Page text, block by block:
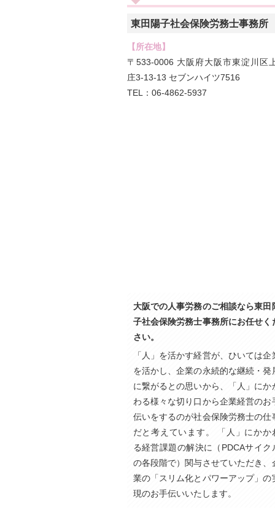
東田陽子社会保険労務士事務所
【所在地】
〒533-0006 大阪府大阪市東淀川区
庄3-13-13 セブンハイツ7516
TEL：06-4862-5937
大阪での人事労務のご相談なら東田
子社会保険労務士事務所にお任せく
さい。
「人」を活かす経営が、ひいては企
を活かし、企業の永続的な継続・発
に繋がるとの思いから、「人」にか
わる様々な切り口から企業経営のお
伝いをするのが社会保険労務士の仕
だと考えています。 「人」にかか
る経営課題の解決に（PDCAサイク
の各段階で）関与させていただき、
業の「スリム化とパワーアップ」の
現のお手伝いいたします。